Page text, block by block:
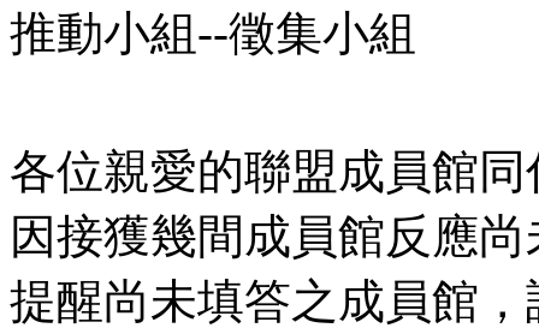
推動小組--徵集小組
各位親愛的聯盟成員館
因接獲幾間成員館反應
提醒尚未填答之成員館